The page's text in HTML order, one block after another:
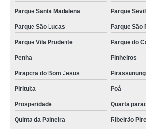
queijomatic 10000 litros comprar São João Clímaco
fornecedor de queijomatic 200 litros Unaí
queijomatic 200 litros Itapecerica da Serra
queijomatic 3000 litros Almirante Tamandaré
queijomatic 5000 litros orçamento São Caetano
preço de queijomatic 10000 litros Francisco Beltrão
queijomatic 10000 litros Prosperidade
queijomatic usada orçamento Agreste
Parque Santa Madalena Parque
Parque São Lucas Parque São
Parque Vila Prudente Parque do
Penha Pinheiros
Pirapora do Bom Jesus
Pirituba Poá
Prosperidade Quarta
Quinta da Paineira Ribeirão